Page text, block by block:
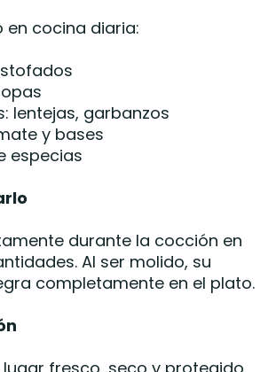
en cocina diaria:
lentejas, garbanzos
y bases
especias
durante la cocción en
Al ser molido, su
completamente en el plato.